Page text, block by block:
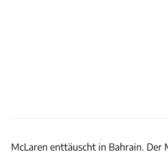
McLaren enttäuscht in Bahrain. Der